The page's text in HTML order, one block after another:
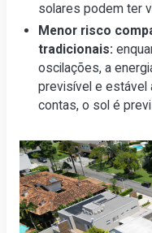
solares podem ter
Menor risco
tradicionais:
oscilações, a
previsível e estável
contas, o sol é